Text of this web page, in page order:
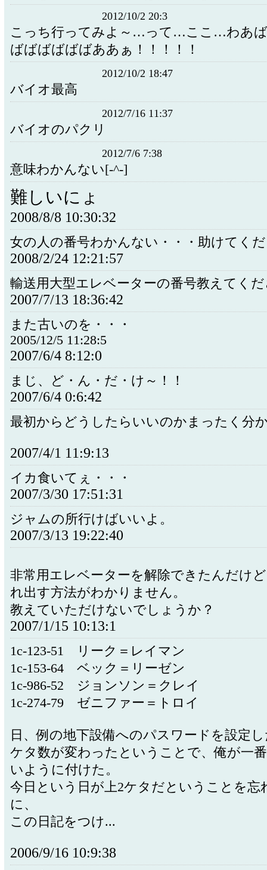
2012/10/2 20:3
こっち行ってみよ～…って…ここ…わあ
ばばばばばばああぁ！！！！！
2012/10/2 18:47
バイオ最高
2012/7/16 11:37
バイオのパクリ
2012/7/6 7:38
意味わかんない[-^-]
難しいにょ
2008/8/8 10:30:32
女の人の番号わかんない・・・助けてく
2008/2/24 12:21:57
輸送用大型エレベーターの番号教えてく
2007/7/13 18:36:42
また古いのを・・・
2005/12/5 11:28:5
2007/6/4 8:12:0
まじ、ど・ん・だ・け～！！
2007/6/4 0:6:42
最初からどうしたらいいのかまったく分
2007/4/1 11:9:13
イカ食いてぇ・・・
2007/3/30 17:51:31
ジャムの所行けばいいよ。
2007/3/13 19:22:40
非常用エレベーターを解除できたんだけ
れ出す方法がわかりません。
教えていただけないでしょうか？
2007/1/15 10:13:1
1c-123-51 リーク＝レイマン
1c-153-64 ベック＝リーゼン
1c-986-52 ジョンソン＝クレイ
1c-274-79 ゼニファー＝トロイ
日、例の地下設備へのパスワードを設定
ケタ数が変わったということで、俺が一
いように付けた。
今日という日が上2ケタだということを忘
に、
この日記をつけ...
2006/9/16 10:9:38